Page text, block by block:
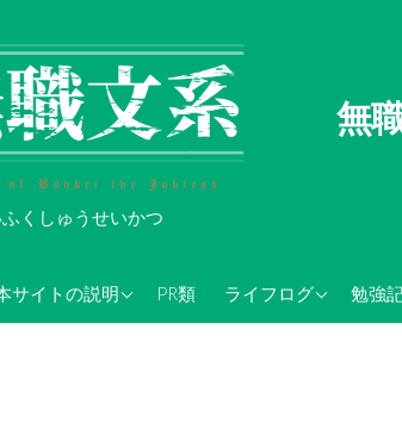
無
くしゅうせいかつ
サイトの説明
Koi-Oh
PR類 ライフログ
無職文系100の懸念
勉強